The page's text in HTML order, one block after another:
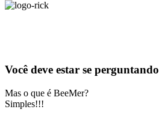
Você deve estar se perguntando
Mas o que é BeeMer?
Simples!!!